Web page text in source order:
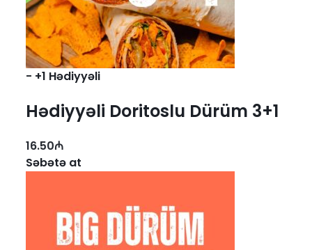
- +1 Hədiyyəli
Hədiyyəli Doritoslu Dürüm 3+1
(90 qr.)
16.50₼
Səbətə at